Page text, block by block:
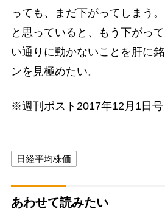
っても、まだ下がってしまう
と思っていると、もう下がっ
い通りに動かないことを肝に
ンを見極めたい。
※週刊ポスト2017年12月1日号
日経平均株価
あわせて読みたい